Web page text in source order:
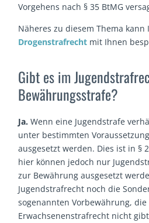
Vorgehens nach § 35 BtMG
Näheres zu diesem Thema
Drogenstrafrecht mit Ihnen
Gibt es im
Bewährungsstrafe?
Ja. Wenn eine Jugendstrafe
unter bestimmten
ausgesetzt werden. Dies ist in §
hier können jedoch nur
zur Bewährung ausgesetzt
Jugendstrafrecht noch die
sogenannten Vorbewährung, die
Erwachsenenstrafrecht nicht